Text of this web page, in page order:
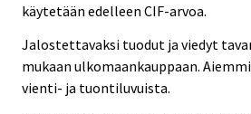
käytetään edelleen CIF-arvoa.
Jalostettavaksi tuodut ja viedyt
mukaan ulkomaankauppaan.
vienti- ja tuontiluvuista.